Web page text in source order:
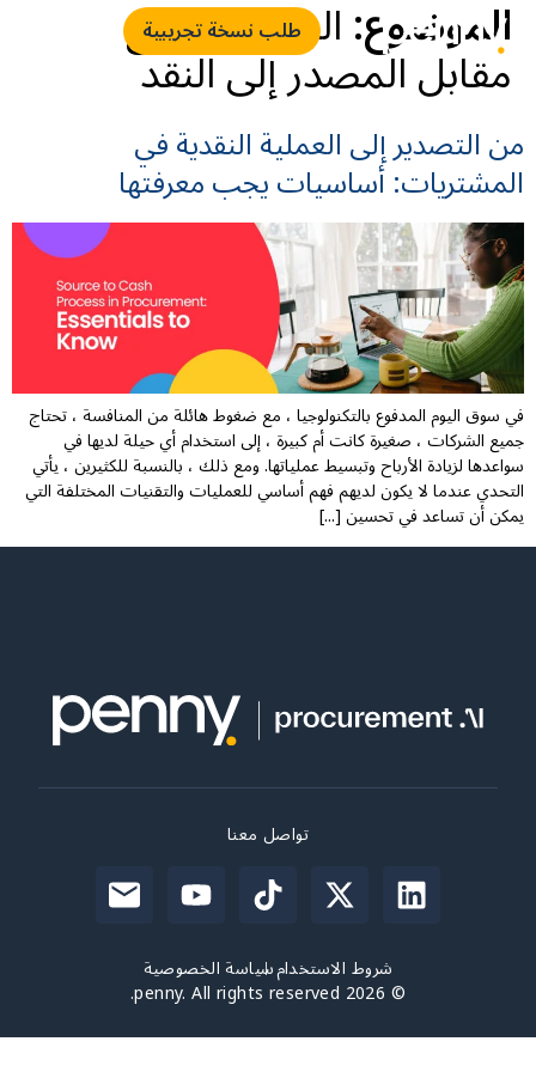
طلب نسخة تجريبية الموضوع:المصدر للدفع
مقابل المصدر إلى النقد
من التصدير إلى العملية النقدية في
المشتريات: أساسيات يجب معرفتها
في سوق اليوم المدفوع بالتكنولوجيا ، مع ضغوط هائلة من المنافسة ، تحتاج
جميع الشركات ، صغيرة كانت أم كبيرة ، إلى استخدام أي حيلة لديها في
سواعدها لزيادة الأرباح وتبسيط عملياتها. ومع ذلك ، بالنسبة للكثيرين ، يأتي
التحدي عندما لا يكون لديهم فهم أساسي للعمليات والتقنيات المختلفة التي
يمكن أن تساعد في تحسين [...]
شروط الاستخدامسياسة الخصوصية
© 2026 penny. All rights reserved.
تواصل معنا